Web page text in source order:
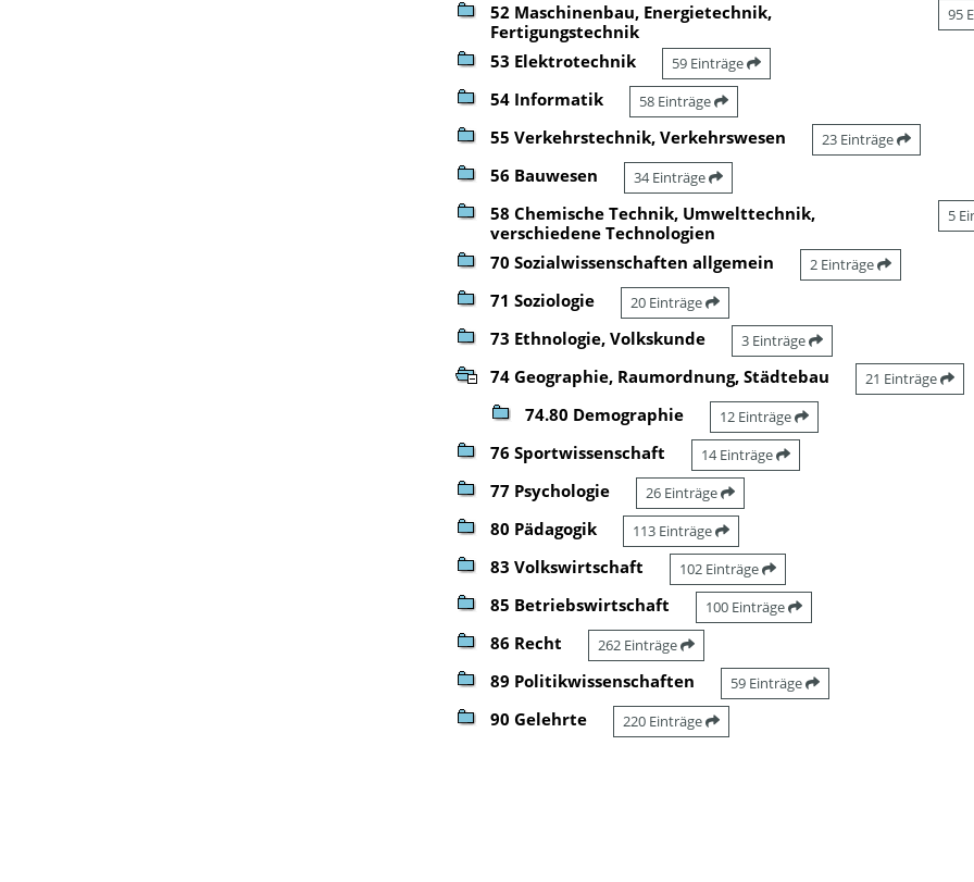
52 Maschinenbau, Energietechnik,
Fertigungstechnik
95
53 Elektrotechnik 59 Einträge
54 Informatik 58 Einträge
55 Verkehrstechnik, Verkehrswesen 23 Einträge
56 Bauwesen 34 Einträge
58 Chemische Technik, Umwelttechnik,
verschiedene Technologien
5
70 Sozialwissenschaften allgemein 2 Einträge
71 Soziologie 20 Einträge
73 Ethnologie, Volkskunde 3 Einträge
74 Geographie, Raumordnung, Städtebau 21 Einträge
74.80 Demographie 12 Einträge
76 Sportwissenschaft 14 Einträge
77 Psychologie 26 Einträge
80 Pädagogik 113 Einträge
83 Volkswirtschaft 102 Einträge
85 Betriebswirtschaft 100 Einträge
86 Recht 262 Einträge
89 Politikwissenschaften 59 Einträge
90 Gelehrte 220 Einträge